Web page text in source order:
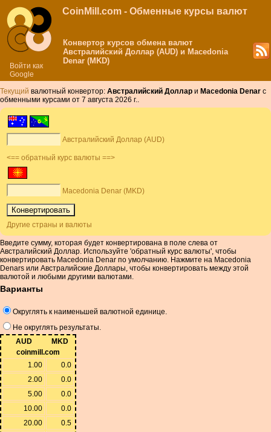
Войти как
Google
CoinMill.com - Обменные курсы валют
Конвертор курсов обмена валют
Австралийский Доллар (AUD) и Macedonia
Denar (MKD)
Текущий валютный конвертор: Австралийский Доллар и Macedonia Denar с
обменными курсами от 7 августа 2026 г..
Австралийский Доллар (AUD)
<== обратный курс валюты ==>
Macedonia Denar (MKD)
Другие страны и валюты
Введите сумму, которая будет конвертирована в поле слева от
Австралийский Доллар. Используйте 'обратный курс валюты', чтобы
конвертировать Macedonia Denar по умолчанию. Нажмите на Macedonia
Denars или Австралийские Доллары, чтобы конвертировать между этой
валютой и любыми другими валютами.
Варианты
Округлять к наименьшей валютной единице.
Не округлять результаты.
AUD
MKD
coinmill.com
1.00
0.0
2.00
0.0
5.00
0.0
10.00
0.0
20.00
0.5